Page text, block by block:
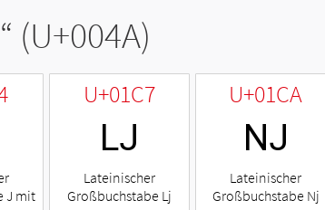
“ (U+004A)
J mit
U+01C7
Ǉ
Lateinischer
Großbuchstabe Lj
U+01CA
Ǌ
Lateinischer
Großbuchstabe Nj